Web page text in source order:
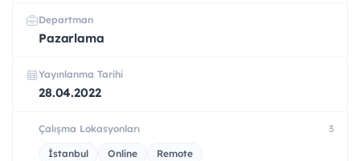
Departman
Pazarlama
Yayınlanma Tarihi
28.04.2022
Çalışma Lokasyonları 3
İstanbul Online Remote